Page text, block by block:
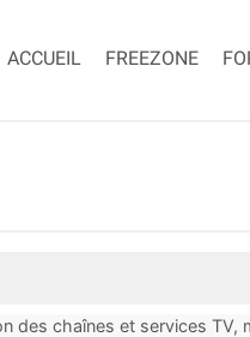
ACCUEIL FREEZONE
des chaînes et services TV,